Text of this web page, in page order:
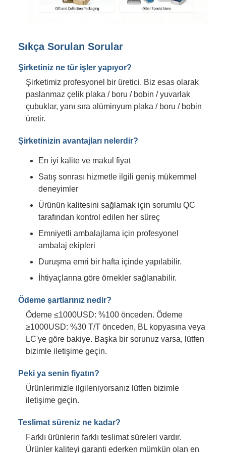
Sıkça Sorulan Sorular
Şirketiniz ne tür işler yapıyor?
Şirketimiz profesyonel bir üretici. Biz esas olarak
paslanmaz çelik plaka / boru / bobin / yuvarlak
çubuklar, yanı sıra alüminyum plaka / boru / bobin
üretir.
Şirketinizin avantajları nelerdir?
En iyi kalite ve makul fiyat
Satış sonrası hizmetle ilgili geniş mükemmel
deneyimler
Ürünün kalitesini sağlamak için sorumlu QC
tarafından kontrol edilen her süreç
Emniyetli ambalajlama için profesyonel
ambalaj ekipleri
Duruşma emri bir hafta içinde yapılabilir.
İhtiyaçlarına göre örnekler sağlanabilir.
Ödeme şartlarınız nedir?
Ödeme ≤1000USD: %100 önceden. Ödeme
≥1000USD: %30 T/T önceden, BL kopyasına veya
LC'ye göre bakiye. Başka bir sorunuz varsa, lütfen
bizimle iletişime geçin.
Peki ya senin fiyatın?
Ürünlerimizle ilgileniyorsanız lütfen bizimle
iletişime geçin.
Teslimat süreniz ne kadar?
Farklı ürünlerin farklı teslimat süreleri vardır.
Ürünler kaliteyi garanti ederken mümkün olan en